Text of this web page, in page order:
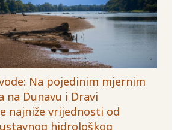
Na pojedinim mjernim
na Dunavu i Dravi
najniže vrijednosti od
hidrološkog